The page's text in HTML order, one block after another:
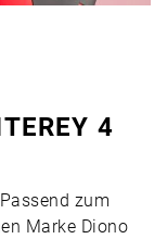
4
zum
Marke Diono